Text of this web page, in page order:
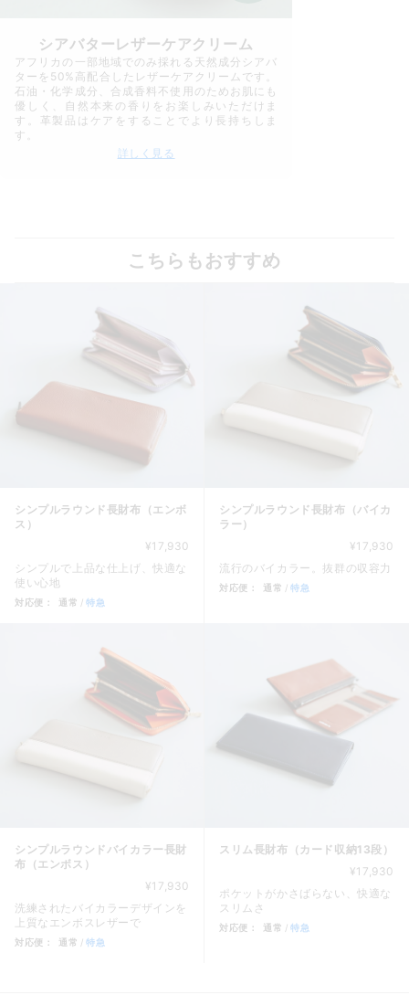
シアバターレザーケアクリーム
アフリカの一部地域でのみ採れる天然成分シアバ
ターを50%高配合したレザーケアクリームです。
石油・化学成分、合成香料不使用のためお肌にも
優しく、自然本来の香りをお楽しみいただけま
す。革製品はケアをすることでより長持ちしま
す。
詳しく見る
こちらもおすすめ
シンプルラウンド長財布（エンボ
ス）
¥17,930
シンプルで上品な仕上げ、快適な
使い心地
対応便： 通常 特急
シンプルラウンド長財布（バイカ
ラー）
¥17,930
流行のバイカラー。抜群の収容力
対応便： 通常 特急
シンプルラウンドバイカラー長財
布（エンボス）
¥17,930
洗練されたバイカラーデザインを
上質なエンボスレザーで
対応便： 通常 特急
スリム長財布（カード収納13段）
¥17,930
ポケットがかさばらない、快適な
スリムさ
対応便： 通常 特急